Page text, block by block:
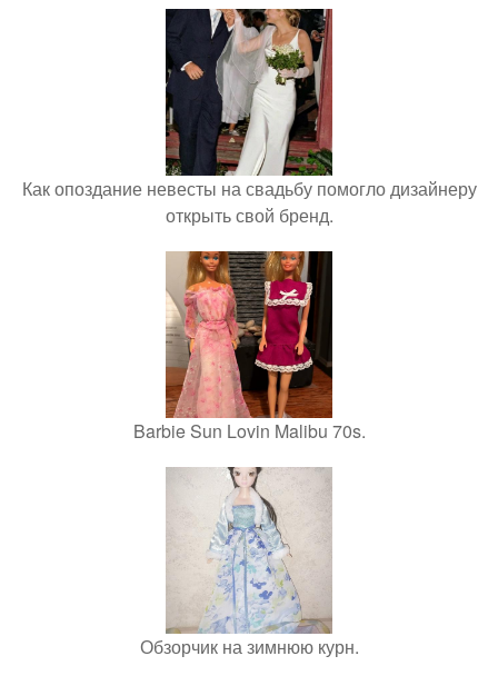
Как опоздание невесты на свадьбу помогло дизайнеру
открыть свой бренд.
Barbie Sun Lovin Malibu 70s.
Обзорчик на зимнюю курн.